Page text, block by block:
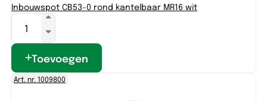
Inbouwspot CB53-0 rond kantelbaar MR16 wit
Toevoegen
Art. nr. 1009800